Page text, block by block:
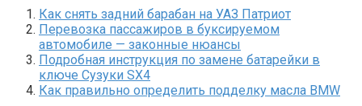
Как снять задний барабан на УАЗ Патриот
Перевозка пассажиров в буксируемом
автомобиле — законные нюансы
Подробная инструкция по замене батарейки в
ключе Сузуки SX4
Как правильно определить подделку масла BMW